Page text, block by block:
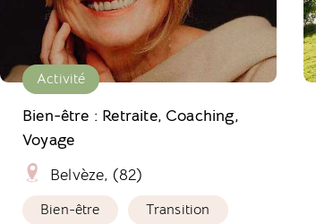
Activité
Bien-être : Retraite, Coaching,
Voyage
Belvèze, (82)
Bien-être Transition